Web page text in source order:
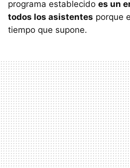
programa establecido es un
todos los asistentes porque
tiempo que supone.